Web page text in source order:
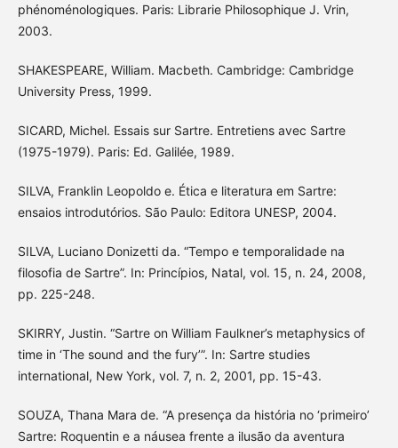
phénoménologiques. Paris: Librarie Philosophique J. Vrin,
2003.
SHAKESPEARE, William. Macbeth. Cambridge: Cambridge
University Press, 1999.
SICARD, Michel. Essais sur Sartre. Entretiens avec Sartre
(1975-1979). Paris: Ed. Galilée, 1989.
SILVA, Franklin Leopoldo e. Ética e literatura em Sartre:
ensaios introdutórios. São Paulo: Editora UNESP, 2004.
SILVA, Luciano Donizetti da. “Tempo e temporalidade na
filosofia de Sartre”. In: Princípios, Natal, vol. 15, n. 24, 2008,
pp. 225-248.
SKIRRY, Justin. “Sartre on William Faulkner’s metaphysics of
time in ‘The sound and the fury’”. In: Sartre studies
international, New York, vol. 7, n. 2, 2001, pp. 15-43.
SOUZA, Thana Mara de. “A presença da história no ‘primeiro’
Sartre: Roquentin e a náusea frente a ilusão da aventura